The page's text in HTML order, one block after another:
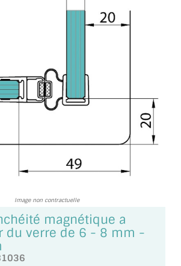
AU M2
PAR UTILISATION
NOUVEAUTÉS
DE COULEUR
Image non contractuelle
magnétique a
du verre de 6 - 8 mm -